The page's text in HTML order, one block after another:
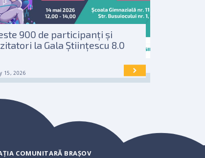
900 de participanți și
la Gala Științescu 8.0
15, 2026
COMUNITARĂ BRAȘOV